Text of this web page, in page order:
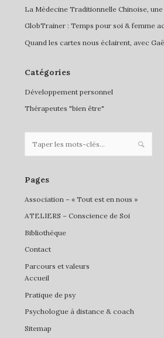
La Médecine Traditionnelle Chinoise,
GlobTrainer : Temps pour soi & femme
Quand les cartes nous éclairent, avec
Catégories
Développement personnel
Thérapeutes "bien être"
Pages
Association – « Tout est en nous »
ATELIERS – Conscience de Soi
Bibliothèque
Contact
Parcours et valeurs
Accueil
Pratique de psy
Psychologue à distance & coach
Sitemap